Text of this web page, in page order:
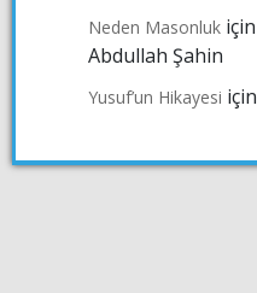
Neden Masonlukiçin
Abdullah Şahin
Yusuf’un Hikayesi için